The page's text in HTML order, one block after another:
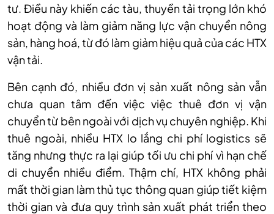
tư. Điều này khiến các tàu, thuyền tải trọng lớn khó
hoạt động và làm giảm năng lực vận chuyển nông
sản, hàng hoá, từ đó làm giảm hiệu quả của các HTX
vận tải.
Bên cạnh đó, nhiều đơn vị sản xuất nông sản vẫn
chưa quan tâm đến việc việc thuê đơn vị vận
chuyển từ bên ngoài với dịch vụ chuyên nghiệp. Khi
thuê ngoài, nhiều HTX lo lắng chi phí logistics sẽ
tăng nhưng thực ra lại giúp tối ưu chi phí vì hạn chế
di chuyển nhiều điểm. Thậm chí, HTX không phải
mất thời gian làm thủ tục thông quan giúp tiết kiệm
thời gian và đưa quy trình sản xuất phát triển theo